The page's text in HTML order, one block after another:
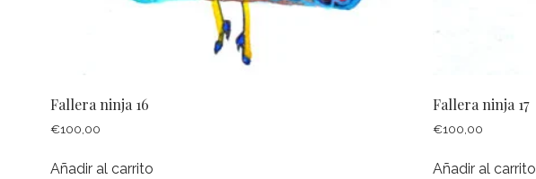
Fallera ninja 16
€100,00
Añadir al carrito
Fallera ninja 17
€100,00
Añadir al carrito